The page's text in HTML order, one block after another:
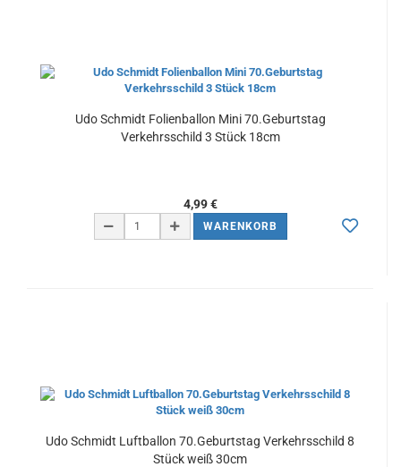
Udo Schmidt Folienballon Mini 70.Geburtstag
Verkehrsschild 3 Stück 18cm
4,99 €
WARENKORB
Udo Schmidt Luftballon 70.Geburtstag Verkehrsschild 8
Stück weiß 30cm